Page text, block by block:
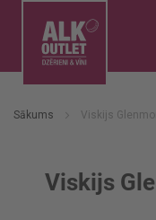
Sākums Viskijs
Viskijs